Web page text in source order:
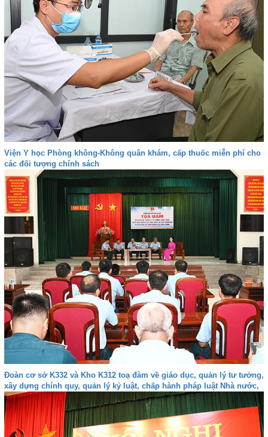
Viện Y học Phòng không-Không quân khám, cấp thuốc miễn phí cho
các đối tượng chính sách
Đoàn cơ sở K332 và Kho K312 toạ đàm về giáo dục, quản lý tư tưởng,
xây dựng chính quy, quản lý kỷ luật, chấp hành pháp luật Nhà nước,
kỷ luật Quân đội và bảo đảm an toàn trong các hoạt động